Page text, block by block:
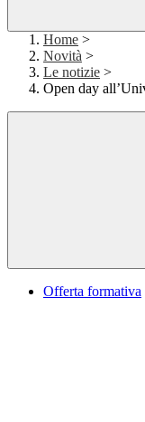
Home >
Novità >
Le notizie >
Open day
Offerta formativa